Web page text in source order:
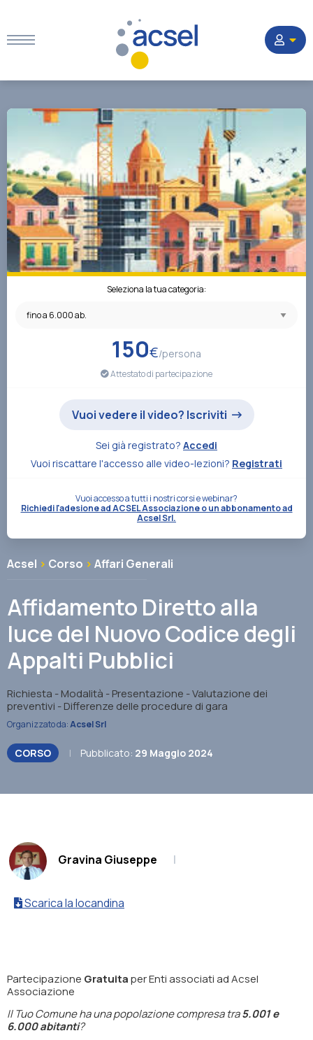
Settori
Corsi
Quesiti
La Società
Contatti
Seleziona la tua categoria:
150€/persona
Attestato di partecipazione
Vuoi vedere il video? Iscriviti
Sei già registrato? Accedi
Vuoi riscattare l'accesso alle video-lezioni? Registrati
Vuoi accesso a tutti i nostri corsi e webinar?
Richiedi l'adesione ad ACSEL Associazione o un abbonamento ad
Acsel Srl.
Acsel > Corso > Affari Generali
Affidamento Diretto alla
luce del Nuovo Codice degli
Appalti Pubblici
Richiesta - Modalità - Presentazione - Valutazione dei
preventivi - Differenze delle procedure di gara
Organizzato da:Acsel Srl
CORSO | Pubblicato: 29 Maggio 2024
Gravina Giuseppe
|
Scarica la locandina
Partecipazione Gratuitaper Enti associati ad Acsel
Associazione
Il Tuo Comune ha una popolazione compresa tra5.001 e
6.000 abitanti?